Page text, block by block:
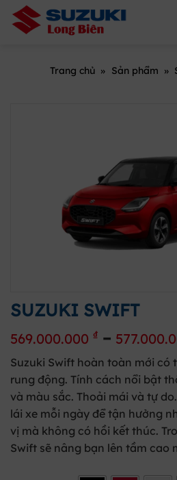
Skip
Trang chủ » Sản phẩm »
SUZUKI SWIFT
569.000.000 ₫ –
Suzuki Swift hoàn toàn mới có
rung động. Tính cách nổi bật
và màu sắc. Thoải mái và tự
lái xe mỗi ngày để tận hưởng
vị mà không có hồi kết thúc.
Swift sẽ nâng bạn lên tầm cao